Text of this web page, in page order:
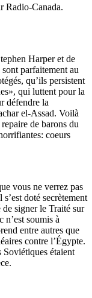
Radio-Canada.
Harper et de
parfaitement au
qu’ils persistent
qui luttent pour la
défendre la
el-Assad. Voilà
de barons du
coeurs
vous ne verrez pas
doté secrètement
signer le Traité sur
n’est soumis à
entre autres que
contre l’Égypte.
Soviétiques étaient